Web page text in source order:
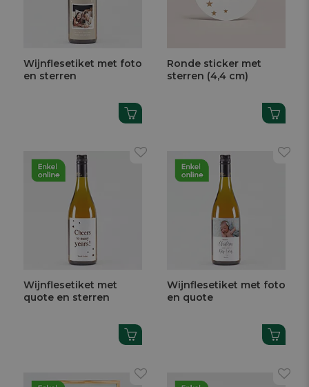
Wijnflesetiket met foto
en sterren
Ronde sticker met
sterren (4,4 cm)
Wijnflesetiket met
quote en sterren
Wijnflesetiket met foto
en quote